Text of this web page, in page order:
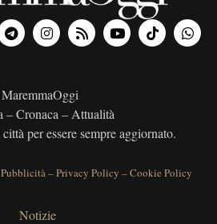
MaremmaOggi
– Cronaca – Attualità
per essere sempre aggiornato.
Pubblicità–Privacy Policy –Cookie Policy
Notizie